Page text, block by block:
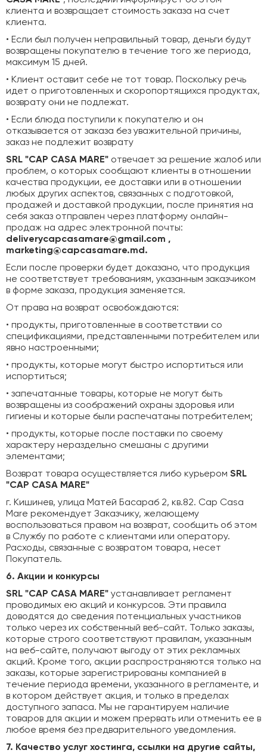
клиента и возвращает стоимость заказа на счет
клиента.
• Если был получен неправильный товар, деньги будут
возвращены покупателю в течение того же периода,
максимум 15 дней.
• Клиент оставит себе не тот товар. Поскольку речь
идет о приготовленных и скоропортящихся продуктах,
возврату они не подлежат.
• Если блюда поступили к покупателю и он
отказывается от заказа без уважительной причины,
заказ не подлежит возврату
SRL "CAP CASA MARE" отвечает за решение жалоб или
проблем, о которых сообщают клиенты в отношении
качества продукции, ее доставки или в отношении
любых других аспектов, связанных с подготовкой,
продажей и доставкой продукции, после принятия на
себя заказ отправлен через платформу онлайн-
продаж на адрес электронной почты:
deliverycapcasamare@gmail.com ,
marketing@capcasamare.md.
Если после проверки будет доказано, что продукция
не соответствует требованиям, указанным заказчиком
в форме заказа, продукция заменяется.
От права на возврат освобождаются:
• продукты, приготовленные в соответствии со
спецификациями, представленными потребителем или
явно настроенными;
• продукты, которые могут быстро испортиться или
испортиться;
• запечатанные товары, которые не могут быть
возвращены из соображений охраны здоровья или
гигиены и которые были распечатаны потребителем;
• продукты, которые после поставки по своему
характеру нераздельно смешаны с другими
элементами;
Возврат товара осуществляется либо курьером SRL
"CAP CASA MARE"
г. Кишинев, улица Матей Басараб 2, кв.82. Cap Casa
Mare рекомендует Заказчику, желающему
воспользоваться правом на возврат, сообщить об этом
в Службу по работе с клиентами или оператору.
Расходы, связанные с возвратом товара, несет
Покупатель.
6. Акции и конкурсы
SRL "CAP CASA MARE" устанавливает регламент
проводимых ею акций и конкурсов. Эти правила
доводятся до сведения потенциальных участников
только через их собственный веб-сайт. Только заказы,
которые строго соответствуют правилам, указанным
на веб-сайте, получают выгоду от этих рекламных
акций. Кроме того, акции распространяются только на
заказы, которые зарегистрированы компанией в
течение периода времени, указанного в регламенте, и
в котором действует акция, и только в пределах
доступного запаса. Мы не гарантируем наличие
товаров для акции и можем прервать или отменить ее в
любое время без предварительного уведомления.
7. Качество услуг хостинга, ссылки на другие сайты,